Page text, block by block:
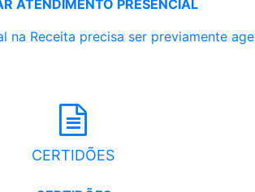
ATENDIMENTO PRESENCIAL
na Receita precisa ser previamente
CERTIDÕES